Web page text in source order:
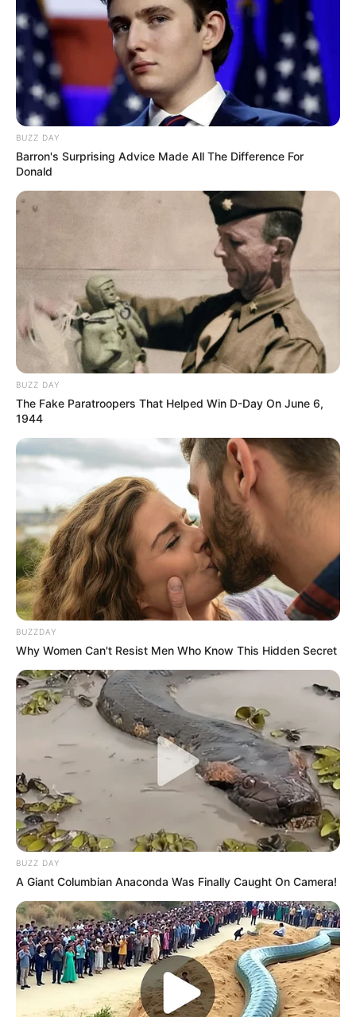
BUZZ DAY
Barron's Surprising Advice Made All The Difference For
Donald
BUZZ DAY
The Fake Paratroopers That Helped Win D-Day On June 6,
1944
BUZZDAY
Why Women Can't Resist Men Who Know This Hidden Secret
BUZZ DAY
A Giant Columbian Anaconda Was Finally Caught On Camera!